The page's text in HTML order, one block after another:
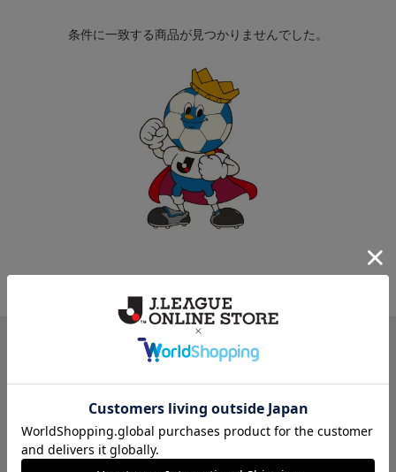
条件に一致する商品が見つかりませんでした。
クラブから探す
Ｊ1 Ｊ2 Ｊ3